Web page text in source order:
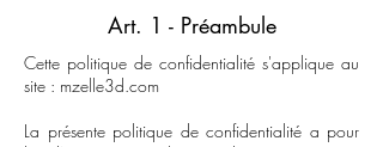
Art. 1 - Préambule
Cette politique de confidentialité s'applique au
site : mzelle3d.com
La présente politique de confidentialité a pour